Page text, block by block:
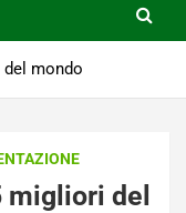
mondo
del